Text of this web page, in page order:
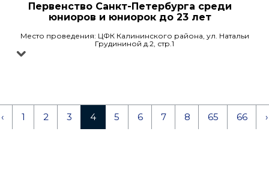
Первенство Санкт-Петербурга среди
юниоров и юниорок до 23 лет
Место проведения: ЦФК Калининского района, ул. Натальи
Грудининой д.2, стр.1
‹ 1 2 3 4 5 6 7 8 65 66 ›